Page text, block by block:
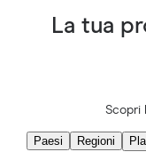
La tua
Scopri
Paesi Regioni